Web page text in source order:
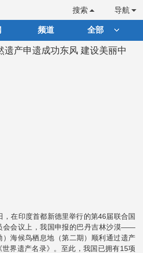
导航
搜索
频道 全部
产申遗成功东风 建设美丽中
，在印度首都新德里举行的第46届联合国
会会议上，我国申报的巴丹吉林沙漠——
海候鸟栖息地（第二期）顺利通过遗产
界遗产名录》。至此，我国已拥有15项